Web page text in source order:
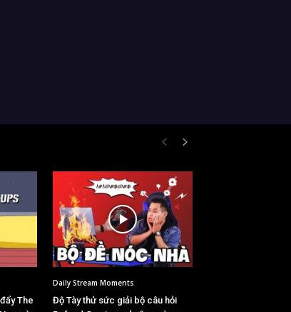
The
Daily Stream Moments
Độ Tày thử sức giải bộ câu hỏi